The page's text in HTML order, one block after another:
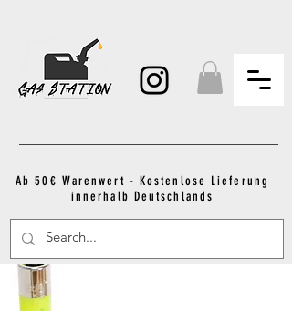
Ab 50€ Warenwert - Kostenlose Lieferung
innerhalb Deutschlands